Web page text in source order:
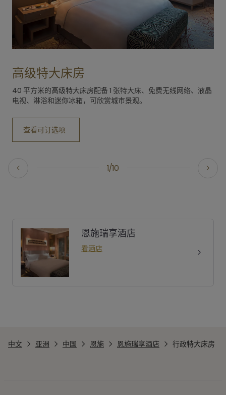
1/10
高级特大床房
40 平方米的高级特大床房配备 1 张特大床、免费无线网络、液晶
电视、淋浴和迷你冰箱，可欣赏城市景观。
查看可订选项
恩施瑞享酒店
看酒店
中文 亚洲 中国 恩施 恩施瑞享酒店 行政特大床房